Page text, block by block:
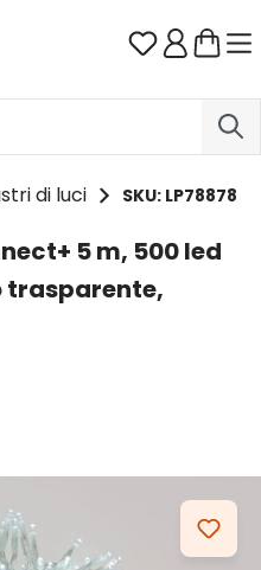
Hai 0
di luci SKU: LP78878
5 m, 500 led
trasparente,